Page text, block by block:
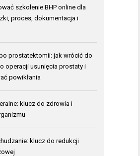
szkolenie BHP online dla
proces, dokumentacja i
prostatektomii: jak wrócić do
operacji usunięcia prostaty i
powikłania
klucz do zdrowia i
klucz do redukcji